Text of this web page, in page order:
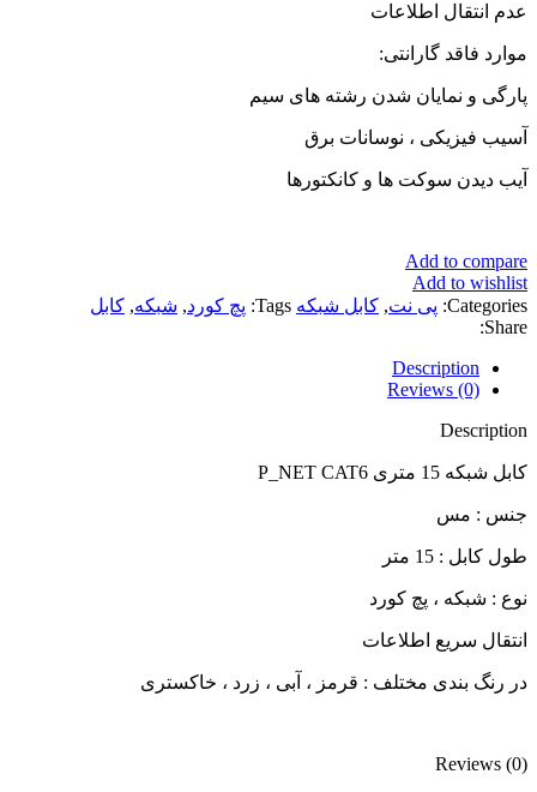
عدم انتقال اطلاعات
موارد فاقد گارانتی:
پارگی و نمایان شدن رشته های سیم
آسیب فیزیکی ، نوسانات برق
آیب دیدن سوکت ها و کانکتورها
Add to compare
Add to wishlist
Categories: پی نت, کابل شبکه Tags: پچ کورد, شبکه, کابل
Share:
Description
Reviews (0)
Description
کابل شبکه 15 متری P_NET CAT6
جنس : مس
طول کابل : 15 متر
نوع : شبکه ، پچ کورد
انتقال سریع اطلاعات
در رنگ بندی مختلف : قرمز ، آبی ، زرد ، خاکستری
Reviews (0)